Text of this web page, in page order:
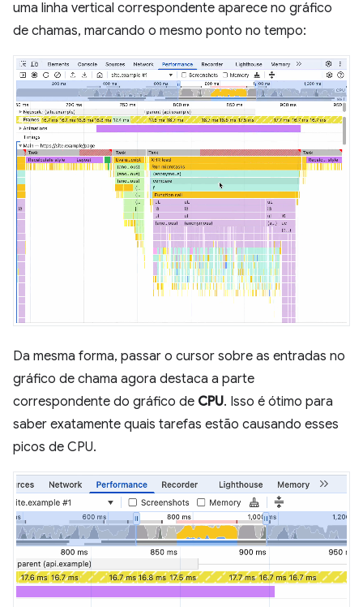
uma linha vertical correspondente aparece no gráfico
de chamas, marcando o mesmo ponto no tempo:
Da mesma forma, passar o cursor sobre as entradas no
gráfico de chama agora destaca a parte
correspondente do gráfico de CPU. Isso é ótimo para
saber exatamente quais tarefas estão causando esses
picos de CPU.